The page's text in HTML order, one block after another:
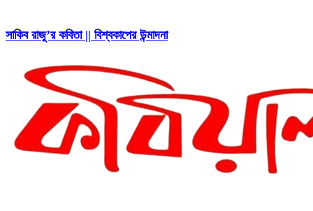
সাকিব রাজু’র কবিতা || বিশ্বকাপের উন্মাদনা